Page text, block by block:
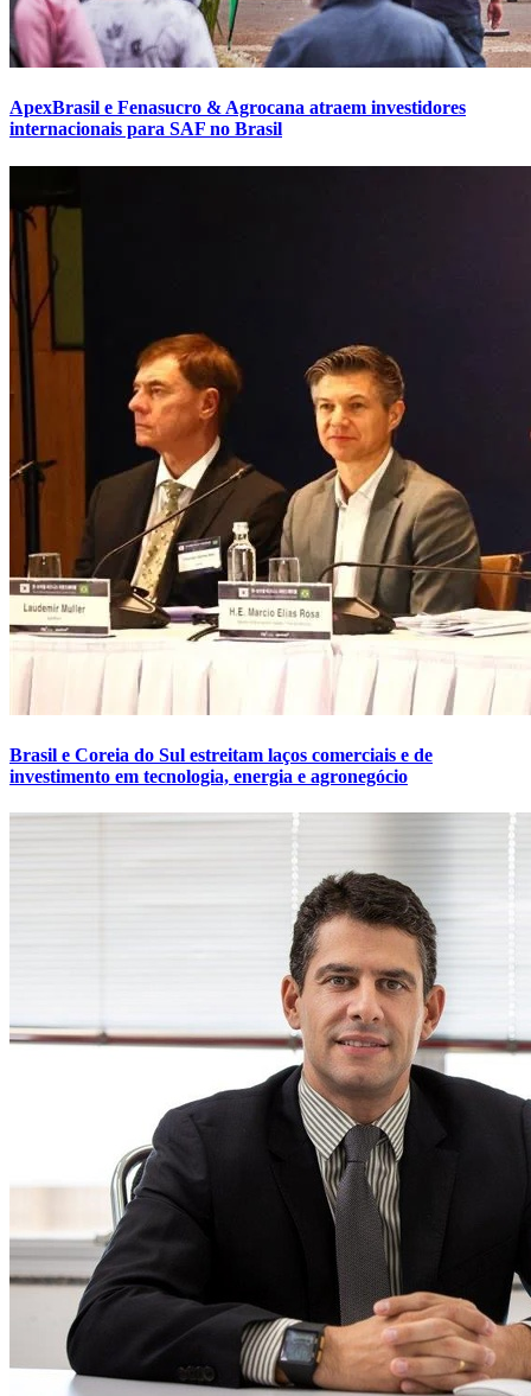
ApexBrasil e Fenasucro & Agrocana atraem investidores
internacionais para SAF no Brasil
Brasil e Coreia do Sul estreitam laços comerciais e de
investimento em tecnologia, energia e agronegócio